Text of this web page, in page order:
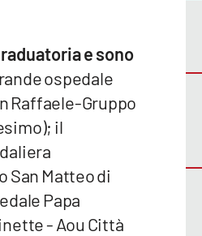
e sono
ospedale
Raffaele-Gruppo
il
San Matteo di
Papa
- Aou Città